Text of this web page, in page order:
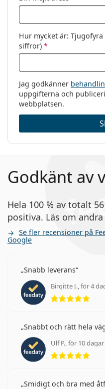
Hur mycket är:
siffror) *
Jag godkänner
uppgifterna och
webbplatsen.
Godkänt av
Hela 100 % av totalt
positiva. Läs om
Se fler recensioner på
Google
Snabb leverans
Birgitte J., för 4
Snabbt och rätt hela
Ulf P., för 10
Smidigt och bra med